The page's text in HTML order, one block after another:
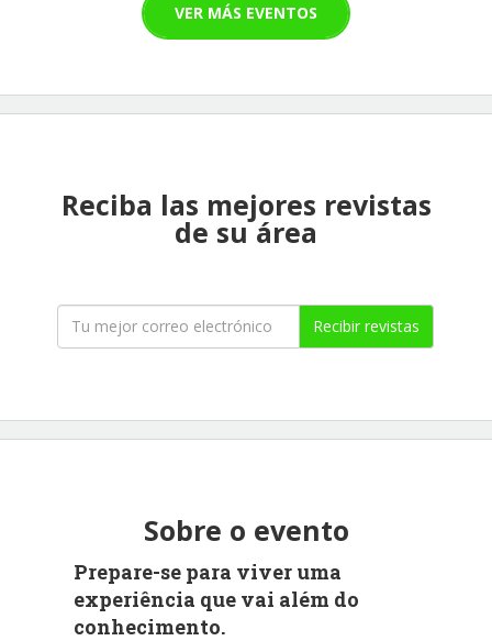
VER MÁS EVENTOS
Reciba las mejores revistas
de su área
Recibir revistas
Sobre o evento
Prepare-se para viver uma
experiência que vai além do
conhecimento.